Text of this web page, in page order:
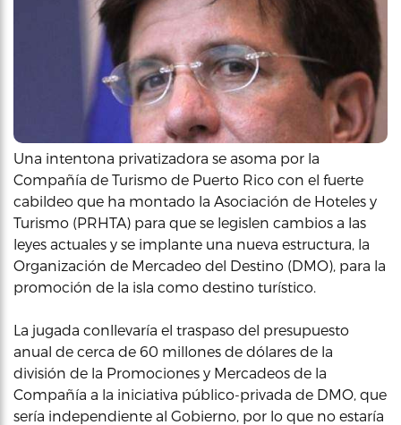
Una intentona privatizadora se asoma por la
Compañía de Turismo de Puerto Rico con el fuerte
cabildeo que ha montado la Asociación de Hoteles y
Turismo (PRHTA) para que se legislen cambios a las
leyes actuales y se implante una nueva estructura, la
Organización de Mercadeo del Destino (DMO), para la
promoción de la isla como destino turístico.
La jugada conllevaría el traspaso del presupuesto
anual de cerca de 60 millones de dólares de la
división de la Promociones y Mercadeos de la
Compañía a la iniciativa público-privada de DMO, que
sería independiente al Gobierno, por lo que no estaría